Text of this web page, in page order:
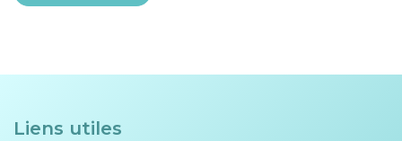
Liens utiles